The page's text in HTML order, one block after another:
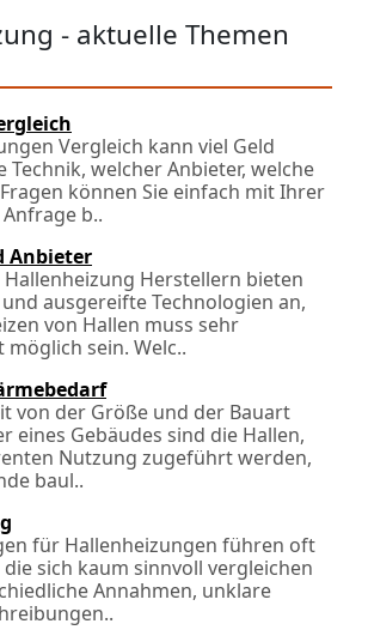
- aktuelle Themen
Vergleich kann viel Geld
Technik, welcher Anbieter, welche
können Sie einfach mit Ihrer
b..
Anbieter
Hallenheizung Herstellern bieten
ausgereifte Technologien an,
von Hallen muss sehr
sein. Welc..
von der Größe und der Bauart
eines Gebäudes sind die Hallen,
Nutzung zugeführt werden,
baul..
für Hallenheizungen führen oft
sich kaum sinnvoll vergleichen
Annahmen, unklare